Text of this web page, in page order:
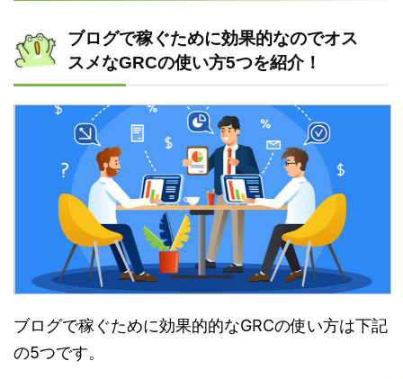
ブログで稼ぐために効果的なのでオス
スメなGRCの使い方5つを紹介！
ブログで稼ぐために効果的的なGRCの使い方は下記
の5つです。